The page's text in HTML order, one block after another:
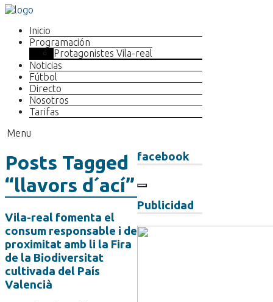
Inicio
Programación
Protagonistes Vila-real
Noticias
Fútbol
Directo
Nosotros
Tarifas
Menu
facebook
Publicidad
Posts Tagged
“llavors d´ací”
Vila-real fomenta el
consum responsable i de
proximitat amb li la Fira
de la Biodiversitat
cultivada del País
Valencià